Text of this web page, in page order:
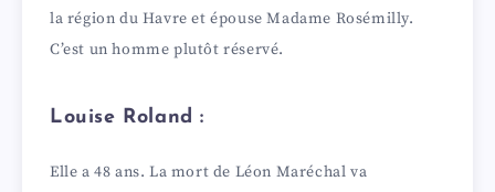
la région du Havre et épouse Madame Rosémilly.
C’est un homme plutôt réservé.
Louise Roland :
Elle a 48 ans. La mort de Léon Maréchal va